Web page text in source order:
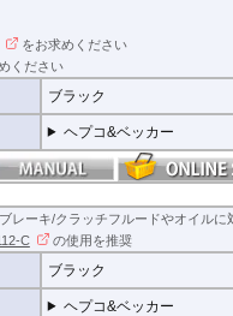
をお求めください
ください
ブラック
ヘプコ&ベッカー
レーキ/クラッチフルードやオイルに
C の使用を推奨
ブラック
ヘプコ&ベッカー